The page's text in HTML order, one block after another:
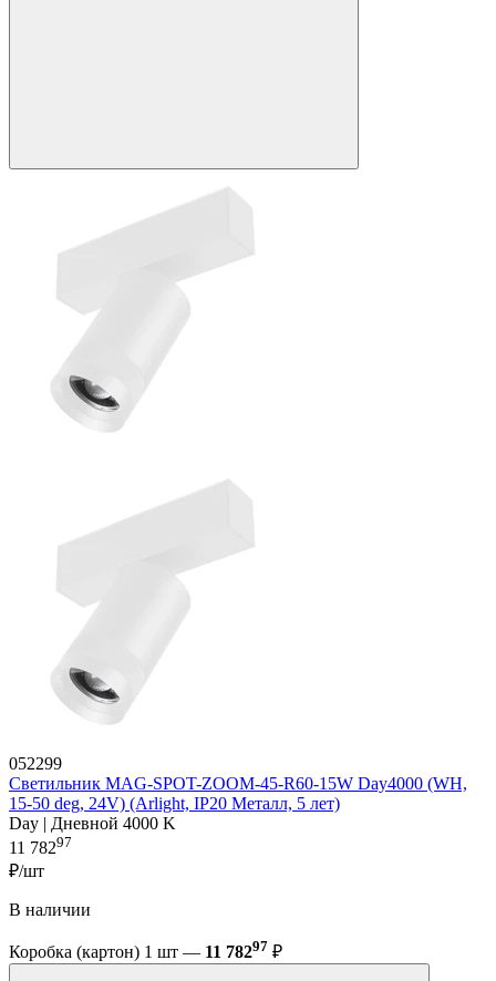
052299
Светильник MAG-SPOT-ZOOM-45-R60-15W Day4000 (WH,
15-50 deg, 24V) (Arlight, IP20 Металл, 5 лет)
Day | Дневной 4000 K
11 78297
₽/шт
В наличии
Коробка (картон) 1 шт — 11 78297 ₽